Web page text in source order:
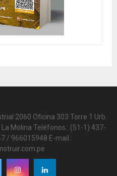
2060 Oficina 303 Torre 1 Urb.
Molina Teléfonos.: (51-1) 437-
/ 966015948 E-mail.: